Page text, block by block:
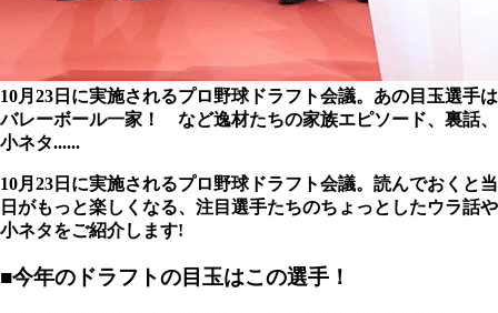
10月23日に実施されるプロ野球ドラフト会議。あの目玉選手は
バレーボール一家！ など逸材たちの家族エピソード、裏話、
小ネタ......
10月23日に実施されるプロ野球ドラフト会議。読んでおくと当
日がもっと楽しくなる、注目選手たちのちょっとしたウラ話や
小ネタをご紹介します!
■今年のドラフトの目玉はこの選手！